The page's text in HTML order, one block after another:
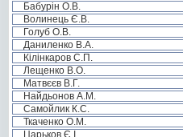
Бабурін О.В.
Волинець Є.В.
Голуб О.В.
Даниленко В.А.
Кілінкаров С.П.
Лещенко В.О.
Матвєєв В.Г.
Найдьонов А.М.
Самойлик К.С.
Ткаченко О.М.
Царьков Є.І.